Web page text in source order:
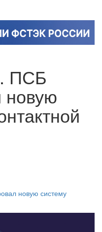
ПСБ
новую
новую систему